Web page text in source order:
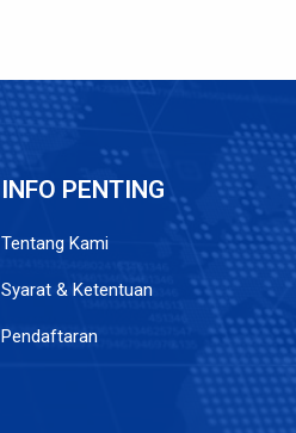
INFO PENTING
Tentang Kami
Syarat & Ketentuan
Pendaftaran